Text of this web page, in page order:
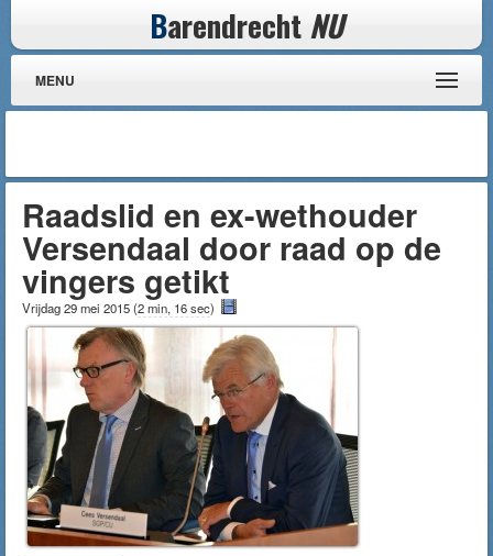
Barendrecht NU
MENU
Raadslid en ex-wethouder
Versendaal door raad op de
vingers getikt
Vrijdag 29 mei 2015(2 min, 16 sec)